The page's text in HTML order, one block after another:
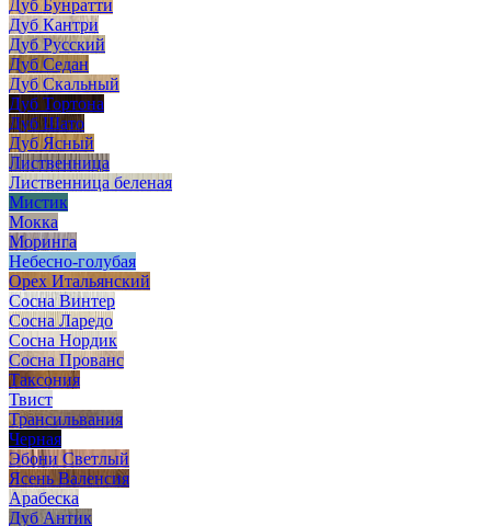
Дуб Бунратти
Дуб Кантри
Дуб Русский
Дуб Седан
Дуб Скальный
Дуб Тортона
Дуб Шато
Дуб Ясный
Лиственница
Лиственница беленая
Мистик
Мокка
Моринга
Небесно-голубая
Орех Итальянский
Сосна Винтер
Сосна Ларедо
Сосна Нордик
Сосна Прованс
Таксония
Твист
Трансильвания
Черная
Эбони Светлый
Ясень Валенсия
Арабеска
Дуб Антик